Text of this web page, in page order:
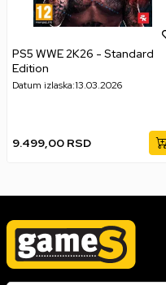
PS5 WWE 2K26 - Standard
Edition
Datum izlaska:13.03.2026
9.499,00 RSD